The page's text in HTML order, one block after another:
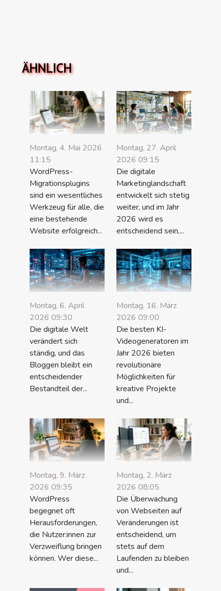
ÄHNLICH
Montag, 4. Mai 2026
11:15
WordPress-
Migrationsplugins
sind ein wesentliches
Werkzeug für alle, die
eine bestehende
Website erfolgreich...
Montag, 27. April
2026 09:15
Die digitale
Marketinglandschaft
entwickelt sich stetig
weiter, und im Jahr
2026 wird es
entscheidend sein,...
Montag, 6. April
2026 09:30
Die digitale Welt
verändert sich
ständig, und das
Bloggen bleibt ein
entscheidender
Bestandteil der...
Montag, 16. März
2026 09:00
Die besten KI-
Videogeneratoren im
Jahr 2026 bieten
revolutionäre
Möglichkeiten für
kreative Projekte
und...
Montag, 9. März
2026 09:35
WordPress
begegnet oft
Herausforderungen,
die Nutzer:innen zur
Verzweiflung bringen
können. Wer diese...
Montag, 2. März
2026 08:05
Die Überwachung
von Webseiten auf
Veränderungen ist
entscheidend, um
stets auf dem
Laufenden zu bleiben
und...